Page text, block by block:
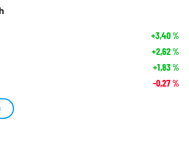
+3,40%
+2,62%
+1,83%
-0,27%